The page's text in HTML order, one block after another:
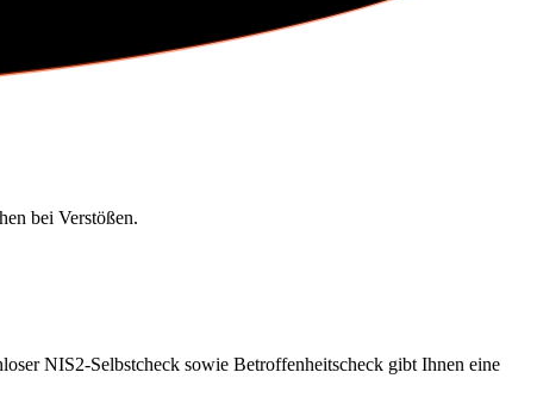
bei Verstößen.
NIS2-Selbstcheck sowie Betroffenheitscheck gibt Ihnen eine